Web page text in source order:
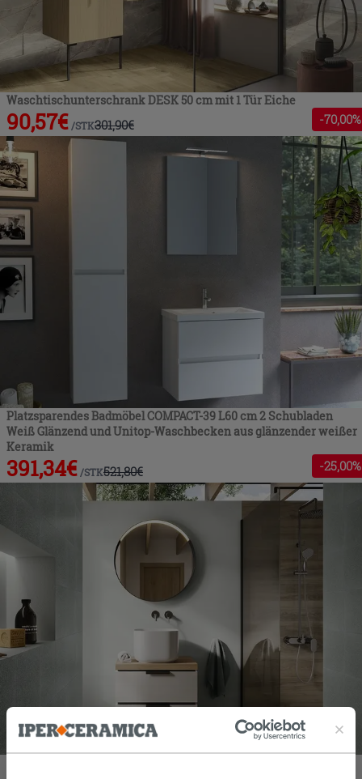
Waschtischunterschrank DESK 50 cm mit 1 Tür Eiche
90,57€ /STK301,90€ -70,00%
Platzsparendes Badmöbel COMPACT-39 L60 cm 2 Schubladen
Weiß Glänzend und Unitop-Waschbecken aus glänzender weißer
Keramik
391,34€ /STK521,80€ -25,00%